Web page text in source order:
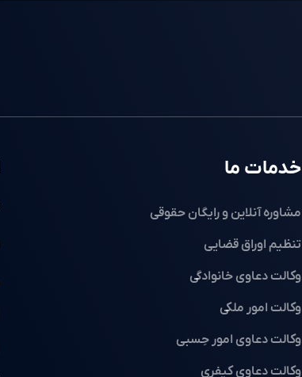
خدمات ما
مشاوره آنلاین و رایگان حقوقی
تنظیم اوراق قضایی
وکالت دعاوی خانوادگی
وکالت امور ملکی
وکالت دعاوی امور حِسبی
وکالت دعاوی کیفری